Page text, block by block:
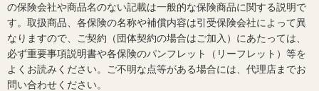
の保険会社や商品名のない記載は一般的な保険商品に関する説明で
す。取扱商品、各保険の名称や補償内容は引受保険会社によって異
なりますので、ご契約（団体契約の場合はご加入）にあたっては、
必ず重要事項説明書や各保険のパンフレット（リーフレット）等を
よくお読みください。ご不明な点等がある場合には、代理店までお
問い合わせください。